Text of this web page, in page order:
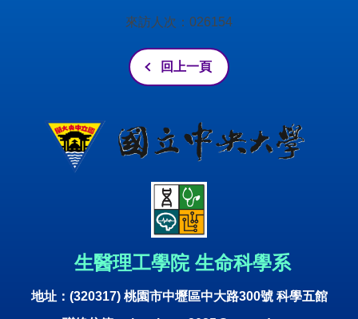
來訪人次： 0261 54
回上一頁
生醫理工學院 生命科學系
地址：(320317) 桃園市中壢區中大路300號 科學五館